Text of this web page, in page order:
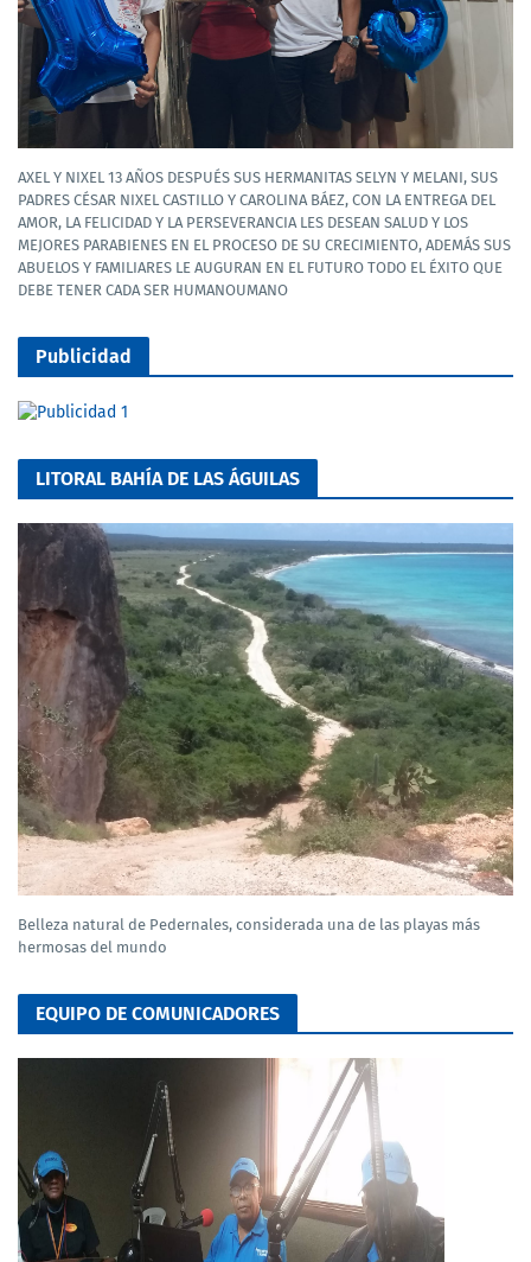
AXEL Y NIXEL 13 AÑOS DESPUÉS SUS HERMANITAS SELYN Y MELANI, SUS
PADRES CÉSAR NIXEL CASTILLO Y CAROLINA BÁEZ, CON LA ENTREGA DEL
AMOR, LA FELICIDAD Y LA PERSEVERANCIA LES DESEAN SALUD Y LOS
MEJORES PARABIENES EN EL PROCESO DE SU CRECIMIENTO, ADEMÁS SUS
ABUELOS Y FAMILIARES LE AUGURAN EN EL FUTURO TODO EL ÉXITO QUE
DEBE TENER CADA SER HUMANOUMANO
Publicidad
LITORAL BAHÍA DE LAS ÁGUILAS
Belleza natural de Pedernales, considerada una de las playas más
hermosas del mundo
EQUIPO DE COMUNICADORES